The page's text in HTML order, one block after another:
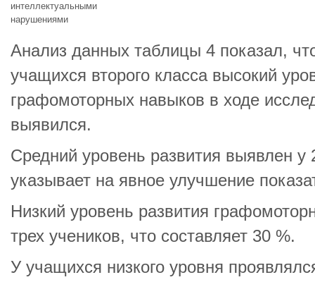
интеллектуальными
нарушениями
Анализ данных таблицы 4 показал,
учащихся второго класса высокий
графомоторных навыков в ходе
выявился.
Средний уровень развития выявлен у
указывает на явное улучшение
Низкий уровень развития
трех учеников, что составляет 30 %.
У учащихся низкого уровня